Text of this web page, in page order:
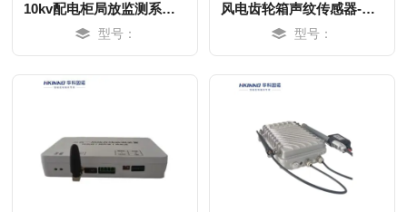
10kv配电柜局放监测系统-稳电护航
型号：
风电齿轮箱声纹传感器-快速响应
型号：